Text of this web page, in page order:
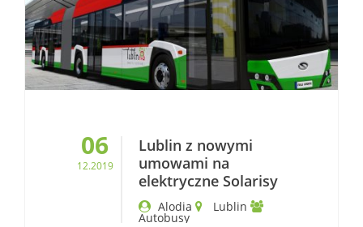
06
12.2019
Lublin z nowymi
umowami na
elektryczne Solarisy
Alodia Lublin
Autobusy